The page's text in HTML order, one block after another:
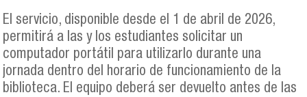
El servicio, disponible desde el 1 de abril de 2026,
permitirá a las y los estudiantes solicitar un
computador portátil para utilizarlo durante una
jornada dentro del horario de funcionamiento de la
biblioteca. El equipo deberá ser devuelto antes de las